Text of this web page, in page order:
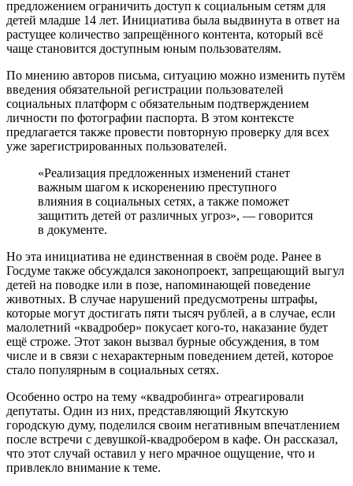
предложением ограничить доступ к социальным сетям для
детей младше 14 лет. Инициатива была выдвинута в ответ на
растущее количество запрещённого контента, который всё
чаще становится доступным юным пользователям.
По мнению авторов письма, ситуацию можно изменить путём
введения обязательной регистрации пользователей
социальных платформ с обязательным подтверждением
личности по фотографии паспорта. В этом контексте
предлагается также провести повторную проверку для всех
уже зарегистрированных пользователей.
«Реализация предложенных изменений станет
важным шагом к искоренению преступного
влияния в социальных сетях, а также поможет
защитить детей от различных угроз», — говорится
в документе.
Но эта инициатива не единственная в своём роде. Ранее в
Госдуме также обсуждался законопроект, запрещающий выгул
детей на поводке или в позе, напоминающей поведение
животных. В случае нарушений предусмотрены штрафы,
которые могут достигать пяти тысяч рублей, а в случае, если
малолетний «квадробер» покусает кого-то, наказание будет
ещё строже. Этот закон вызвал бурные обсуждения, в том
числе и в связи с нехарактерным поведением детей, которое
стало популярным в социальных сетях.
Особенно остро на тему «квадробинга» отреагировали
депутаты. Один из них, представляющий Якутскую
городскую думу, поделился своим негативным впечатлением
после встречи с девушкой-квадробером в кафе. Он рассказал,
что этот случай оставил у него мрачное ощущение, что и
привлекло внимание к теме.